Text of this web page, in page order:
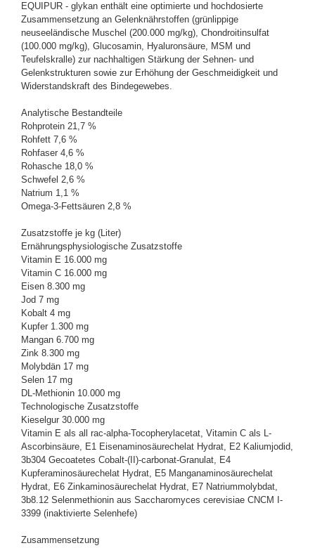
EQUIPUR - glykan enthält eine optimierte und hochdosierte
Zusammensetzung an Gelenknährstoffen (grünlippige
neuseeländische Muschel (200.000 mg/kg), Chondroitinsulfat
(100.000 mg/kg), Glucosamin, Hyaluronsäure, MSM und
Teufelskralle) zur nachhaltigen Stärkung der Sehnen- und
Gelenkstrukturen sowie zur Erhöhung der Geschmeidigkeit und
Widerstandskraft des Bindegewebes.
Analytische Bestandteile
Rohprotein 21,7 %
Rohfett 7,6 %
Rohfaser 4,6 %
Rohasche 18,0 %
Schwefel 2,6 %
Natrium 1,1 %
Omega-3-Fettsäuren 2,8 %
Zusatzstoffe je kg (Liter)
Ernährungsphysiologische Zusatzstoffe
Vitamin E 16.000 mg
Vitamin C 16.000 mg
Eisen 8.300 mg
Jod 7 mg
Kobalt 4 mg
Kupfer 1.300 mg
Mangan 6.700 mg
Zink 8.300 mg
Molybdän 17 mg
Selen 17 mg
DL-Methionin 10.000 mg
Technologische Zusatzstoffe
Kieselgur 30.000 mg
Vitamin E als all rac-alpha-Tocopherylacetat, Vitamin C als L-
Ascorbinsäure, E1 Eisenaminosäurechelat Hydrat, E2 Kaliumjodid,
3b304 Gecoatetes Cobalt-(II)-carbonat-Granulat, E4
Kupferaminosäurechelat Hydrat, E5 Manganaminosäurechelat
Hydrat, E6 Zinkaminosäurechelat Hydrat, E7 Natriummolybdat,
3b8.12 Selenmethionin aus Saccharomyces cerevisiae CNCM I-
3399 (inaktivierte Selenhefe)
Zusammensetzung